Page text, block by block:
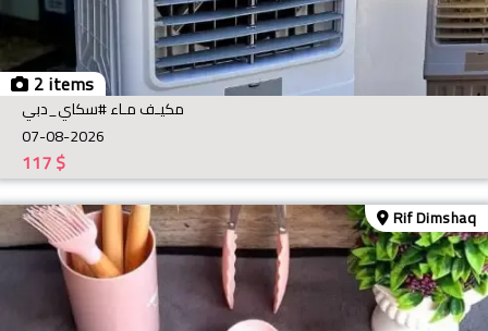
2 items
مكيـف مـاء #سكاي_دبي
07-08-2026
$
117
Rif Dimshaq